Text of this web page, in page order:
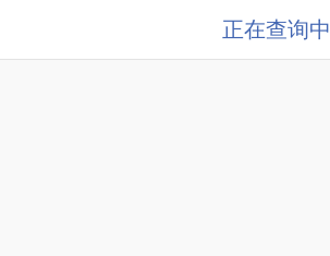
正在查询中